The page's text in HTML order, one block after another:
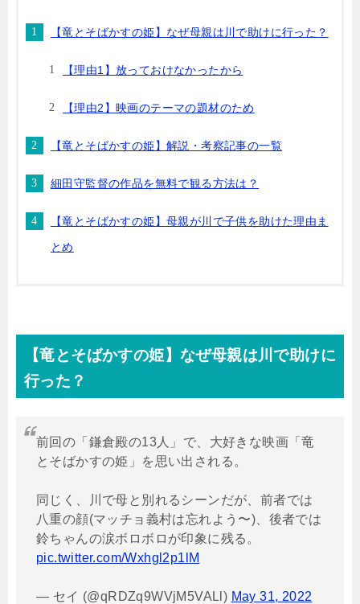
【竜とそばかすの姫】なぜ母親は川で助けに行った？
【理由1】放っておけなかったから
【理由2】映画のテーマの題材のため
【竜とそばかすの姫】解説・考察記事の一覧
細田守監督の作品を無料で観る方法は？
【竜とそばかすの姫】母親が川で子供を助けた理由ま
とめ
【竜とそばかすの姫】なぜ母親は川で助けに
行った？
前回の「鎌倉殿の13人」で、大好きな映画「竜
とそばかすの姫」を思い出される。
同じく、川で母と別れるシーンだが、前者では
八重の顔(マッチョ義村は忘れよう〜)、後者では
鈴ちゃんの涙ボロボロが印象に残る。
pic.twitter.com/Wxhgl2p1lM
— セイ (@qRDZq9WVjM5VALl) May 31, 2022